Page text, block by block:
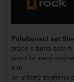
Polohovací set
práce s tímto setem
proto ho není
4 m.
Je určený zejména